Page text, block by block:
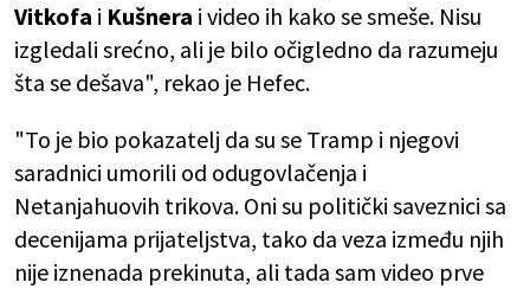
Vitkofa i Kušnera i video ih kako se smeše. Nisu
izgledali srećno, ali je bilo očigledno da razumeju
šta se dešava", rekao je Hefec.
"To je bio pokazatelj da su se Tramp i njegovi
saradnici umorili od odugovlačenja i
Netanjahuovih trikova. Oni su politički saveznici sa
decenijama prijateljstva, tako da veza između njih
nije iznenada prekinuta, ali tada sam video prve